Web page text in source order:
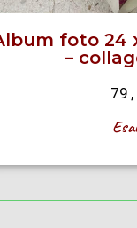
foto 24
–